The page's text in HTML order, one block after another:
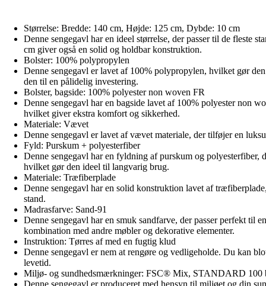
Størrelse: Bredde: 140 cm, Højde: 125 cm, Dybde: 10 cm
Denne sengegavl har en ideel størrelse, der passer til de fleste
cm giver også en solid og holdbar konstruktion.
Bolster: 100% polypropylen
Denne sengegavl er lavet af 100% polypropylen, hvilket gør
den til en pålidelig investering.
Bolster, bagside: 100% polyester non woven FR
Denne sengegavl har en bagside lavet af 100% polyester non
hvilket giver ekstra komfort og sikkerhed.
Materiale: Vævet
Denne sengegavl er lavet af vævet materiale, der tilføjer en
Fyld: Purskum + polyesterfiber
Denne sengegavl har en fyldning af purskum og
hvilket gør den ideel til langvarig brug.
Materiale: Træfiberplade
Denne sengegavl har en solid konstruktion lavet af
stand.
Madrasfarve: Sand-91
Denne sengegavl har en smuk sandfarve, der passer perfekt
kombination med andre møbler og dekorative elementer.
Instruktion: Tørres af med en fugtig klud
Denne sengegavl er nem at rengøre og vedligeholde. Du kan
levetid.
Miljø- og sundhedsmærkninger: FSC® Mix, STANDARD